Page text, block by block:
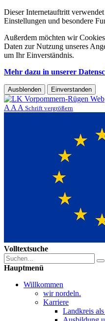
Dieser Internetauftritt
Einstellungen und besondere
Außerdem möchten wir
Daten zur Nutzung unseres
um Ihr Einverständnis.
Mehr dazu in unserer
Ausblenden Einverstanden
A A A Schrift vergrößern
Volltextsuche
Hauptmenü
Willkommen
wir nordeln.
Karriere
Landkreis